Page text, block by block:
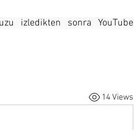
izledikten sonra YouTube
14 Views